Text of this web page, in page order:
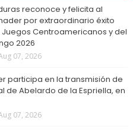
reconoce y felicita al
por extraordinario éxito
Centroamericanos y del
2026
07, 2026
participa en la transmisión de
de Abelardo de la Espriella, en
07, 2026